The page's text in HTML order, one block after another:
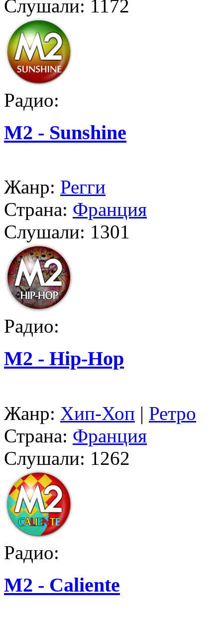
Слушали: 1172
Радио:
M2 - Sunshine
Жанр: Регги
Страна: Франция
Слушали: 1301
Радио:
M2 - Hip-Hop
Жанр: Хип-Хоп | Ретро
Страна: Франция
Слушали: 1262
Радио:
M2 - Caliente